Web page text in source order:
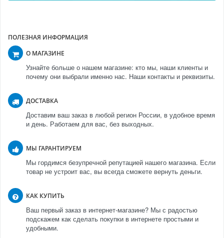
ПОЛЕЗНАЯ ИНФОРМАЦИЯ
О МАГАЗИНЕ
Узнайте больше о нашем магазине: кто мы, наши клиенты и
почему они выбрали именно нас. Наши контакты и реквизиты.
ДОСТАВКА
Доставим ваш заказ в любой регион России, в удобное время
и день. Работаем для вас, без выходных.
МЫ ГАРАНТИРУЕМ
Мы гордимся безупречной репутацией нашего магазина. Если
товар не устроит вас, вы всегда сможете вернуть деньги.
КАК КУПИТЬ
Ваш первый заказ в интернет-магазине? Мы с радостью
подскажем как сделать покупки в интернете простыми и
удобными.